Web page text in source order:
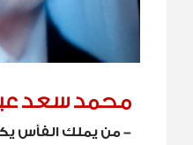
محمد سعد
-من يملك الفأس